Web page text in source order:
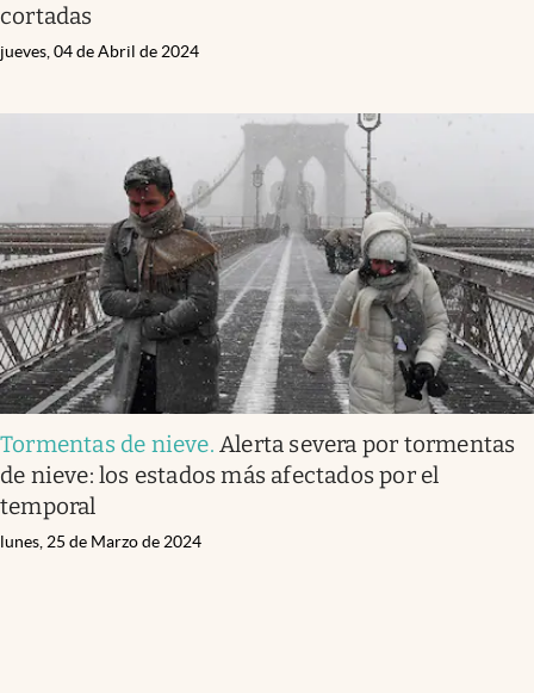
cortadas
jueves, 04 de Abril de 2024
Tormentas de nieve.Alerta severa por tormentas
de nieve: los estados más afectados por el
temporal
lunes, 25 de Marzo de 2024